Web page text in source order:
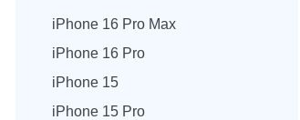
iPhone 16 Pro Max
iPhone 16 Pro
iPhone 15
iPhone 15 Pro